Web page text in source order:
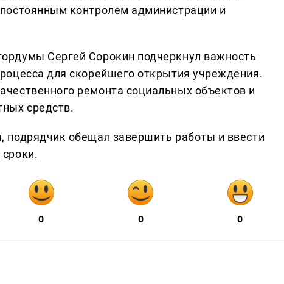
контролем администрации и
Сергей Сорокин подчеркнул важность
для скорейшего открытия учреждения.
ремонта социальных объектов и
средств.
подрядчик обещал завершить работы и ввести
0 0 0